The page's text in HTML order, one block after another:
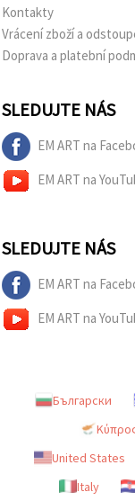
Kontakty
Vrácení zboží a
Doprava a platební
SLEDUJTE NÁS
EM ART na
EM ART na
SLEDUJTE NÁS
EM ART na
EM ART na
Български
United States
Italy